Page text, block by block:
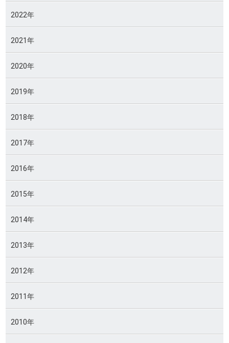
2022年
2021年
2020年
2019年
2018年
2017年
2016年
2015年
2014年
2013年
2012年
2011年
2010年